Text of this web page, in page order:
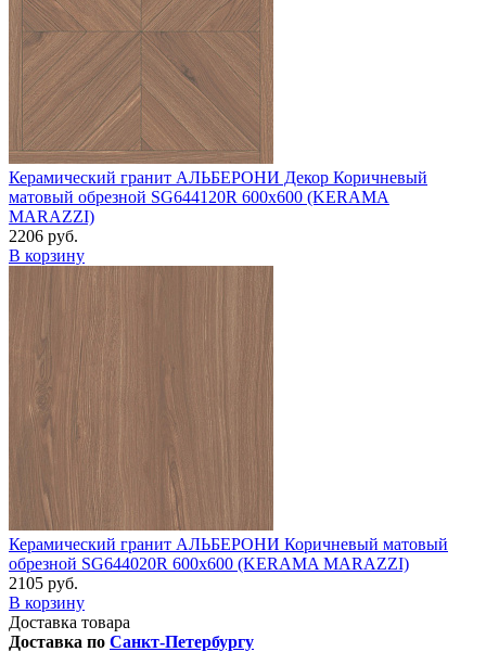
Керамический гранит АЛЬБЕРОНИ Декор Коричневый
матовый обрезной SG644120R 600х600 (KERAMA
MARAZZI)
2206 руб.
В корзину
Керамический гранит АЛЬБЕРОНИ Коричневый матовый
обрезной SG644020R 600х600 (KERAMA MARAZZI)
2105 руб.
В корзину
Доставка товара
Доставка по Санкт-Петербургу